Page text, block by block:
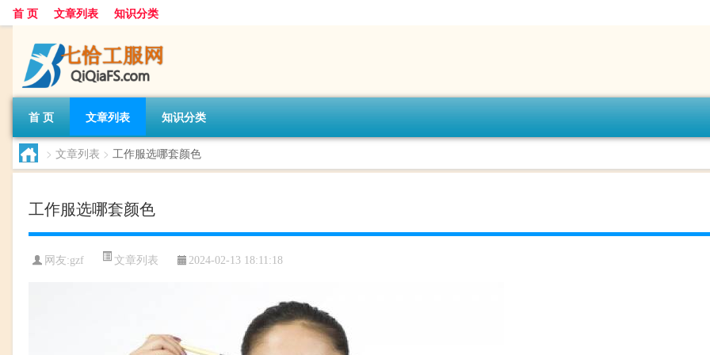
首 页 文章列表 知识分类
首 页 文章列表 知识分类
> 文章列表 > 工作服选哪套颜色
工作服选哪套颜色
网友:gzf 文章列表 2024-02-13 18:11:18